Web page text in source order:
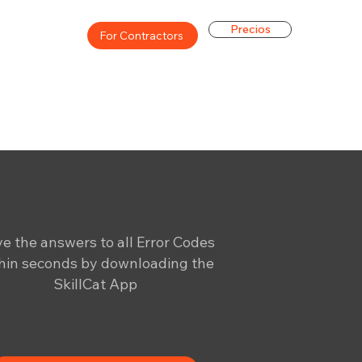
For Contractors Precios
the answers to all Error Codes
seconds by downloading the
SkillCat App